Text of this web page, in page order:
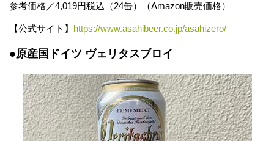
参考価格／4,019円税込（24缶）（Amazon販売価格）
【公式サイト】 https://www.asahibeer.co.jp/asahizero/
●原産国ドイツ ヴェリタスブロイ